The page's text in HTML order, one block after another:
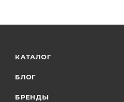
КАТАЛОГ
БЛОГ
БРЕНДЫ